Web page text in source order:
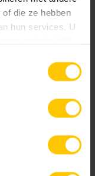
die ze hebben
hun services. U
NL-BSB-certificaat vooraf vervaardigde elementen van beton
(Aalst) K2021
KOMO-certificaat betonstraatstenen (Kampen) K2304